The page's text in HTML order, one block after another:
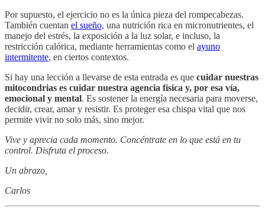
Por supuesto, el ejercicio no es la única pieza del rompecabezas.
También cuentan el sueño, una nutrición rica en micronutrientes, el
manejo del estrés, la exposición a la luz solar, e incluso, la
restricción calórica, mediante herramientas como el ayuno
intermitente, en ciertos contextos.
Si hay una lección a llevarse de esta entrada es que cuidar nuestras
mitocondrias es cuidar nuestra agencia física y, por esa vía,
emocional y mental. Es sostener la energía necesaria para moverse,
decidir, crear, amar y resistir. Es proteger esa chispa vital que nos
permite vivir no solo más, sino mejor.
Vive y aprecia cada momento. Concéntrate en lo que está en tu
control. Disfruta el proceso.
Un abrazo,
Carlos